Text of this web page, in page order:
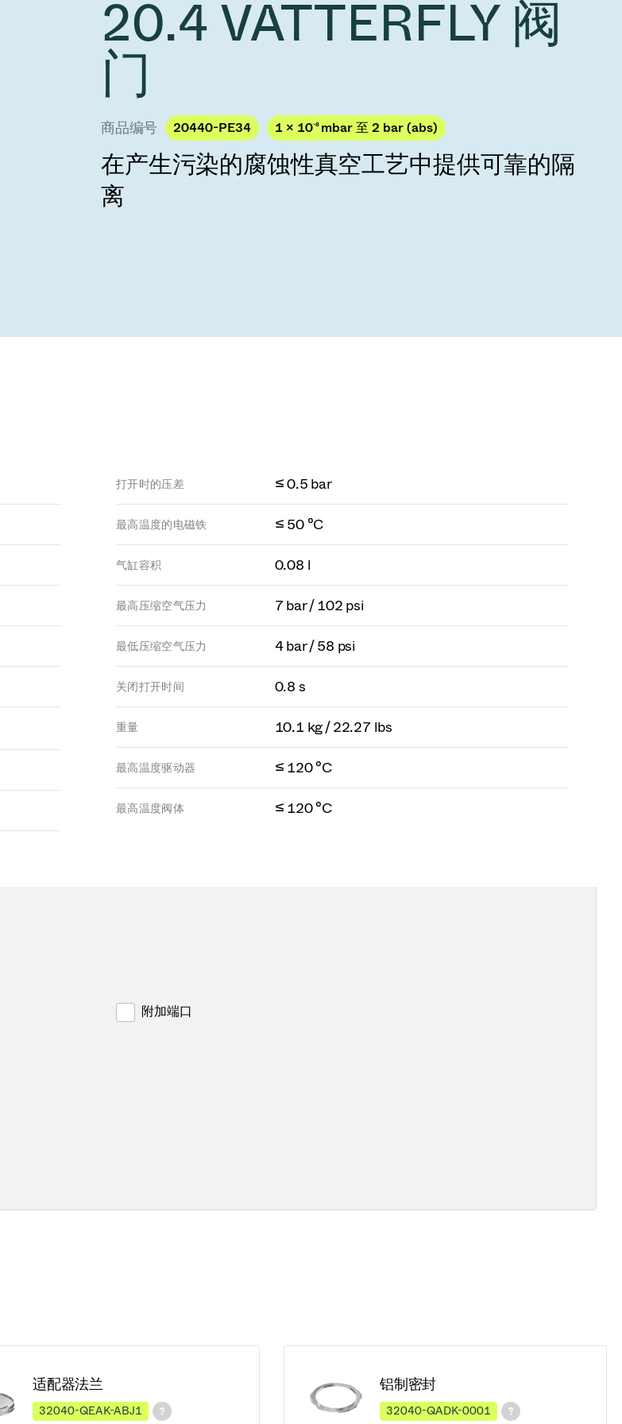
year 2026 Results
Ad hoc announcement pursuant to Art. 53
LR
Acquisition of Atonarp
Ad hoc announcement pursuant to Art. 53
20.4 VATTERFLY 阀
门
商品编号 20440-PE34 1 × 10-8 mbar 至 2 bar (abs)
在产生污染的腐蚀性真空工艺中提供可靠的隔
离
打开时的压差 ≤ 0.5 bar
最高温度的电磁铁 ≤ 50 °C
气缸容积 0.08 l
最高压缩空气压力 7 bar / 102 psi
最低压缩空气压力 4 bar / 58 psi
关闭打开时间 0.8 s
重量 10.1 kg / 22.27 lbs
最高温度驱动器 ≤ 120 °C
最高温度阀体 ≤ 120 °C
附加端口
适配器法兰
32040-QEAK-ABJ1
铝制密封
32040-QADK-0001